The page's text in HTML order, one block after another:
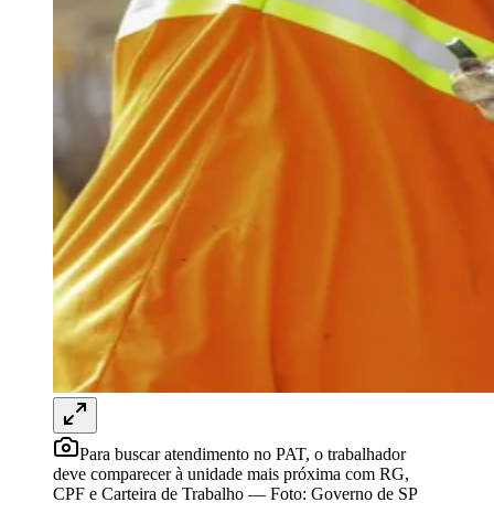
Para Sua Empresa
Anuncie Regional
Guia de Empresas
Vagas na Região
Novo
Hub de Negócios
Guia Comercial
Selo Verificado
Portal Educacional
Agenda de Vestibulares
Vagas de Emprego
Concursos
Panorama Econômico
Panorama Econômico
Para Sua Empresa
Anuncie no Portal
Verificar Empresa
Anunciar Vagas
Novo
Publicidade Legal
NBA
Para buscar atendimento no PAT, o trabalhador
deve comparecer à unidade mais próxima com RG,
CPF e Carteira de Trabalho — Foto: Governo de SP